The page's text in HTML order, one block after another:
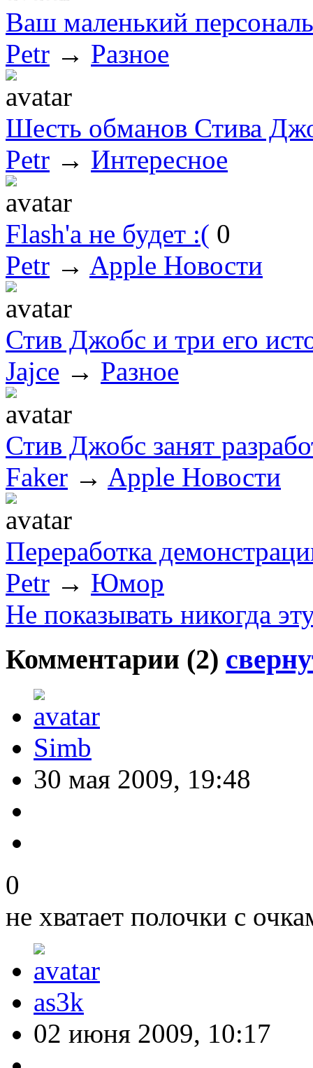
Ваш маленький
Petr → Разное
Шесть обманов Стива
Petr → Интересное
Flash'а не будет :( 0
Petr → Apple Новости
Стив Джобс и три его
Jajce → Разное
Стив Джобс занят
Faker → Apple Новости
Переработка
Petr → Юмор
Не показывать никогда
Комментарии (2)
Simb
30 мая 2009, 19:48
0
не хватает полочки с
as3k
02 июня 2009, 10:17